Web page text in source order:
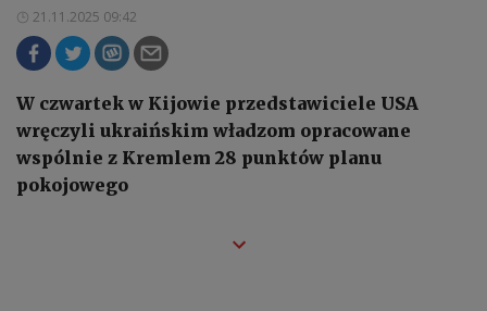
21.11.2025 09:42
W czwartek w Kijowie przedstawiciele USA
wręczyli ukraińskim władzom opracowane
wspólnie z Kremlem 28 punktów planu
pokojowego